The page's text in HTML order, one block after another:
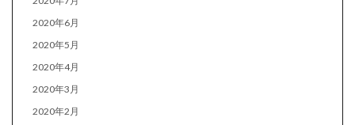
2020年6月
2020年5月
2020年4月
2020年3月
2020年2月